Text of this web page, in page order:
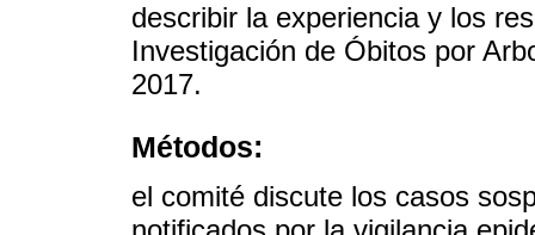
describir la experiencia y los
Investigación de Óbitos por
2017.
Métodos:
el comité discute los casos